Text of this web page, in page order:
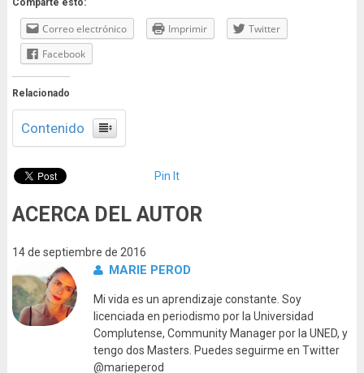
Correo electrónico Imprimir
Twitter
Facebook
Relacionado
Contenido
Pin It
ACERCA DEL AUTOR
14 de septiembre de 2016
MARIE PEROD
Mi vida es un aprendizaje constante. Soy
licenciada en periodismo por la Universidad
Complutense, Community Manager por la UNED, y
tengo dos Masters. Puedes seguirme en Twitter
@marieperod